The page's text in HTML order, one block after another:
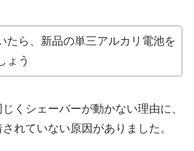
たら、新品の単三アルカリ電池を
ょう
くシェーバーが動かない理由に、
れていない原因がありました。